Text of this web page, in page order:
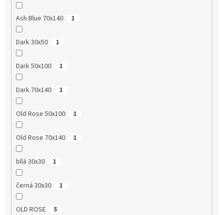
Ash Blue 70x140 1
Dark 30x50 1
Dark 50x100 1
Dark 70x140 1
Old Rose 50x100 1
Old Rose 70x140 1
bílá 30x30 1
černá 30x30 1
OLD ROSE 5